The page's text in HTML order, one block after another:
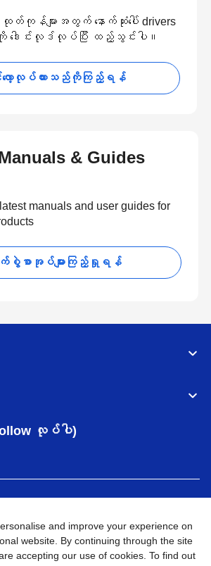
တ်ကုန်များအတွက် နောက်ဆုံးပေါ် drivers
ကို ဒေါင်းလုဒ်လုပ်ပြီး ထည့်သွင်းပါ။
းလော့လုပ်ထားသည်ကိုကြည့်ရန်
& Guides
manuals and user guides for
စွဲစာအုပ်များကြည့်ရှုရန်
လုပ်ပါ)
အသုံးပြုမူဝါဒ
သုံးစွဲရန် ဝက်ဆိုဒ်အညွှန်း
ားရန်
and improve your experience on
website. By continuing through the site
accepting our use of cookies. To find out